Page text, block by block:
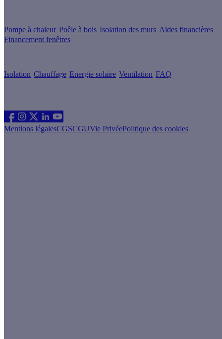
Pompe à chaleur Poêle à bois Isolation des murs Aides financières
Financement fenêtres
Isolation Chauffage Energie solaire Ventilation FAQ
Mentions légalesCGSCGUVie PrivéePolitique des cookies